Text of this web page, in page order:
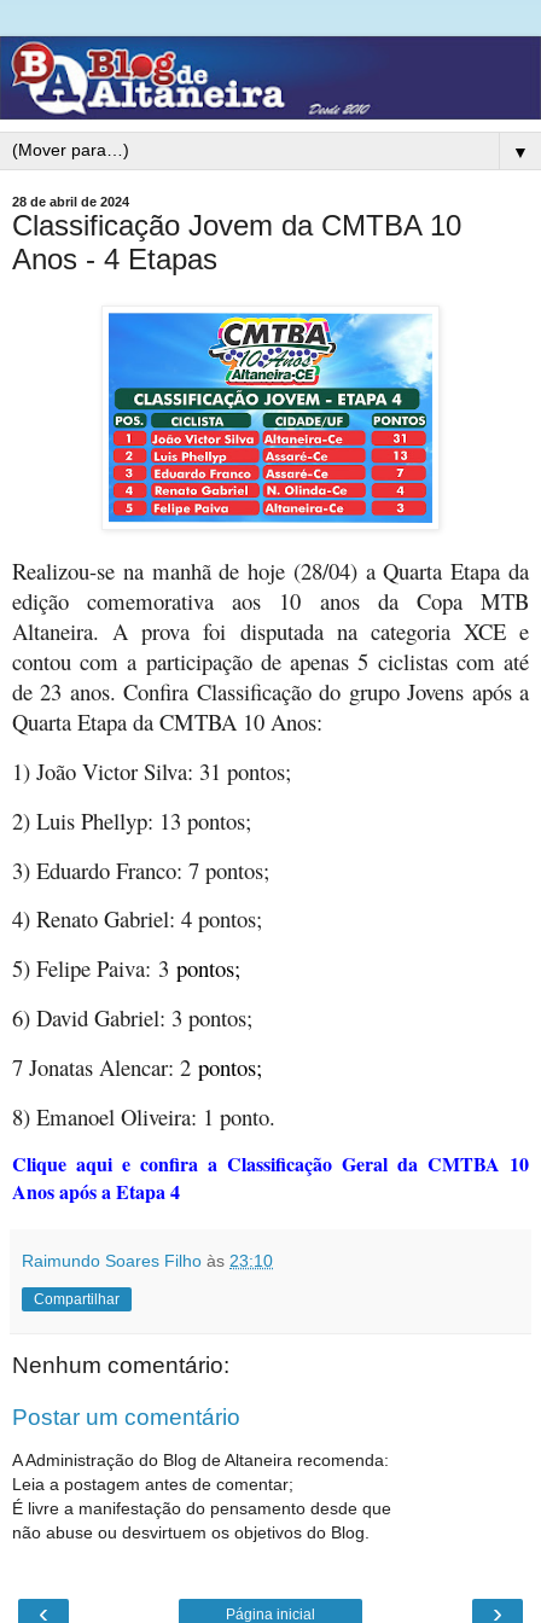
▼
28 de abril de 2024
Classificação Jovem da CMTBA 10
Anos - 4 Etapas
Realizou-se na manhã de hoje (28/04) a Quarta Etapa da
edição comemorativa aos 10 anos da Copa MTB
Altaneira. A prova foi disputada na categoria XCE e
contou com a participação de apenas 5 ciclistas com até
de 23 anos. Confira Classificação do grupo Jovens após a
Quarta Etapa da CMTBA 10 Anos:
1) João Victor Silva: 31 pontos;
2) Luis Phellyp: 13 pontos;
3) Eduardo Franco: 7 pontos;
4) Renato Gabriel: 4 pontos;
5) Felipe Paiva: 3 pontos;
6) David Gabriel: 3 pontos;
7 Jonatas Alencar: 2 pontos;
8) Emanoel Oliveira: 1 ponto.
Clique aqui e confira a Classificação Geral da CMTBA 10
Anos após a Etapa 4
Raimundo Soares Filho às 23:10
Compartilhar
Nenhum comentário:
Postar um comentário
A Administração do Blog de Altaneira recomenda:
Leia a postagem antes de comentar;
É livre a manifestação do pensamento desde que
não abuse ou desvirtuem os objetivos do Blog.
‹ ›
Página inicial